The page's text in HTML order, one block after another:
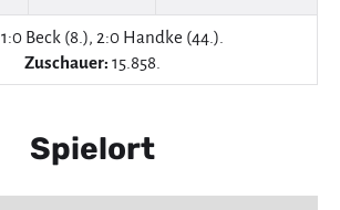
1:0 Beck (8.), 2:0 Handke (44.).
Zuschauer: 15.858.
Spielort